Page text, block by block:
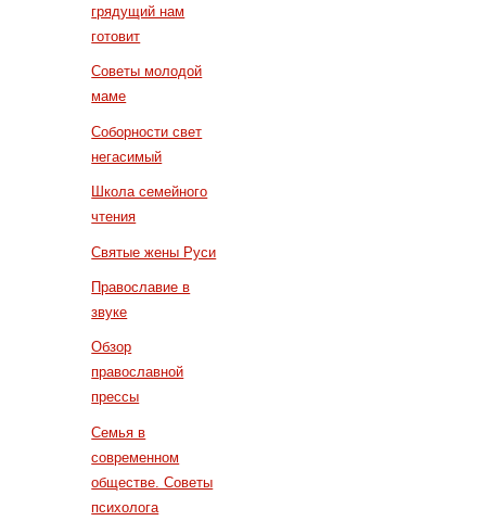
грядущий нам
готовит
Советы молодой
маме
Соборности свет
негасимый
Школа семейного
чтения
Святые жены Руси
Православие в
звуке
Обзор
православной
прессы
Семья в
современном
обществе. Советы
психолога